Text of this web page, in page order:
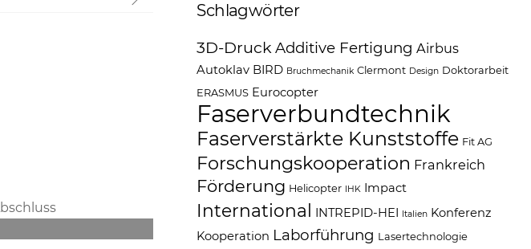
Schlagwörter
3D-DruckAdditive Fertigung Airbus
Autoklav BIRD Bruchmechanik Clermont Design Doktorarbeit
ERASMUS Eurocopter
Faserverbundtechnik
Faserverstärkte Kunststoffe Fit AG
Forschungskooperation Frankreich
Förderung Helicopter IHK Impact
International INTREPID-HEI Italien Konferenz
Kooperation Laborführung Lasertechnologie